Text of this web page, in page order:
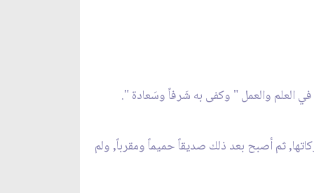
العلم والعمل " وكفى به شَرفاً وسَعادة ".
,ثم أصبح بعد ذلك صديقاً حميماً ومقرباً, ولم